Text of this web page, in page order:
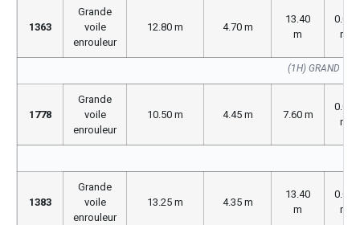
1363
Grande
voile
enrouleur
12.80 m 4.70 m
13.40
m
0.00
m
(1H) GRAND
1778
Grande
voile
enrouleur
10.50 m 4.45 m 7.60 m
0.00
m
1383
Grande
voile
enrouleur
13.25 m 4.35 m
13.40
m
0.00
m